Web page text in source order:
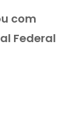
com
Federal